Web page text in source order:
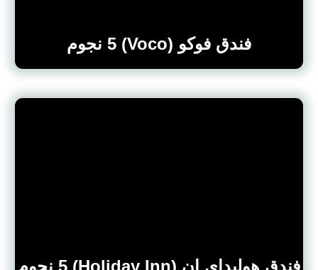
فندق فوكو (Voco) 5 نجوم
فندق هوليداي إن (Holiday Inn) 5 نجوم